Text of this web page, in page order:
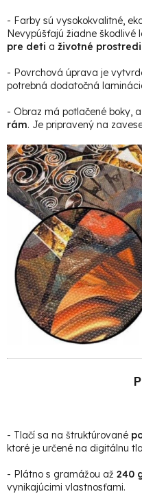
- Farby sú vysokokvalitné,
Nevypúšťajú žiadne škodlivé
pre deti a životné
- Povrchová úprava je
potrebná dodatočná
- Obraz má potlačené boky,
rám. Je pripravený na
- Tlačí sa na štruktúrované
ktoré je určené na digitálnu
- Plátno s gramážou až 240
vynikajúcimi vlastnosťami.